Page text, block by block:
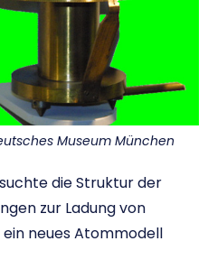
Museum München
die Struktur der
zur Ladung von
ein neues Atommodell